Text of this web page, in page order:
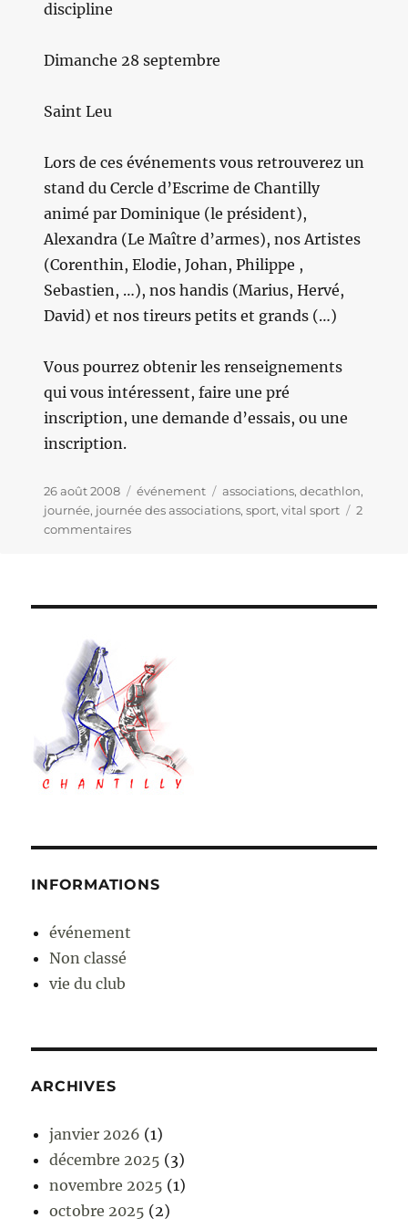
discipline
Dimanche 28 septembre
Saint Leu
Lors de ces événements vous retrouverez un
stand du Cercle d’Escrime de Chantilly
animé par Dominique (le président),
Alexandra (Le Maître d’armes), nos Artistes
(Corenthin, Elodie, Johan, Philippe ,
Sebastien, …), nos handis (Marius, Hervé,
David) et nos tireurs petits et grands (…)
Vous pourrez obtenir les renseignements
qui vous intéressent, faire une pré
inscription, une demande d’essais, ou une
inscription.
Publié
le
26 août 2008 Catégories
événement Étiquettes
associations, decathlon,
journée, journée des associations, sport, vital sport
2
commentairessur
de
2008-
2009
INFORMATIONS
événement
Non classé
vie du club
ARCHIVES
janvier 2026 (1)
décembre 2025 (3)
novembre 2025 (1)
octobre 2025 (2)